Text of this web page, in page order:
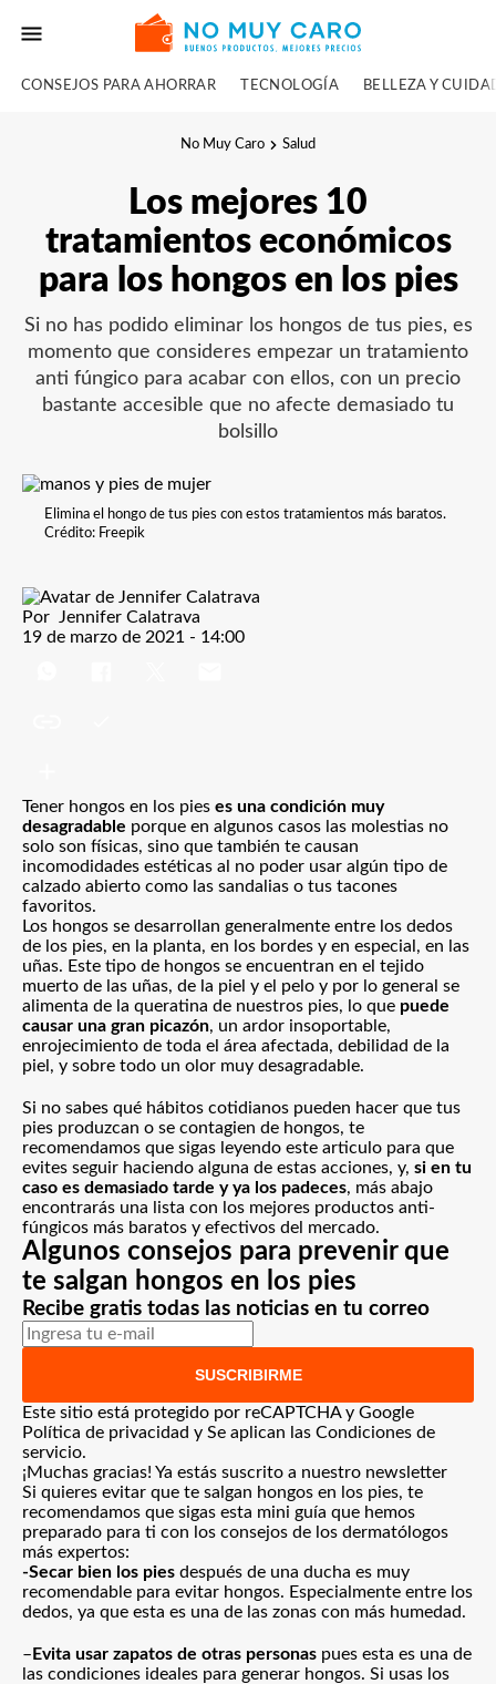
CONSEJOS PARA AHORRAR TECNOLOGÍA BELLEZA Y
No Muy Caro Salud
Los mejores 10
tratamientos económicos
para los hongos en los pies
Si no has podido eliminar los hongos de tus pies, es
momento que consideres empezar un tratamiento
anti fúngico para acabar con ellos, con un precio
bastante accesible que no afecte demasiado tu
bolsillo
Elimina el hongo de tus pies con estos tratamientos más baratos.
Crédito: Freepik
Por
Jennifer Calatrava
19 de marzo de 2021 - 14:00
Tener hongos en los pies es una condición muy
desagradable porque en algunos casos las molestias no
solo son físicas, sino que también te causan
incomodidades estéticas al no poder usar algún tipo de
calzado abierto como las sandalias o tus tacones
favoritos.
Los hongos se desarrollan generalmente entre los dedos
de los pies, en la planta, en los bordes y en especial, en las
uñas. Este tipo de hongos se encuentran en el tejido
muerto de las uñas, de la piel y el pelo y por lo general se
alimenta de la queratina de nuestros pies, lo que puede
causar una gran picazón, un ardor insoportable,
enrojecimiento de toda el área afectada, debilidad de la
piel, y sobre todo un olor muy desagradable.
Si no sabes qué hábitos cotidianos pueden hacer que tus
pies produzcan o se contagien de hongos, te
recomendamos que sigas leyendo este articulo para que
evites seguir haciendo alguna de estas acciones, y, si en tu
caso es demasiado tarde y ya los padeces, más abajo
encontrarás una lista con los mejores productos anti-
fúngicos más baratos y efectivos del mercado.
Algunos consejos para prevenir que
te salgan hongos en los pies
Recibe gratis todas las noticias en tu correo
SUSCRIBIRME
Este sitio está protegido por reCAPTCHA y Google
Política de privacidad y Se aplican las Condiciones de
servicio.
¡Muchas gracias! Ya estás suscrito a nuestro newsletter
Si quieres evitar que te salgan hongos en los pies, te
recomendamos que sigas esta mini guía que hemos
preparado para ti con los consejos de los dermatólogos
más expertos:
-Secar bien los pies después de una ducha es muy
recomendable para evitar hongos. Especialmente entre los
dedos, ya que esta es una de las zonas con más humedad.
– Evita usar zapatos de otras personas pues esta es una de
las condiciones ideales para generar hongos. Si usas los